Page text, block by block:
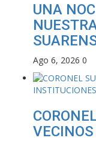
UNA
Ago 6, 2026 0